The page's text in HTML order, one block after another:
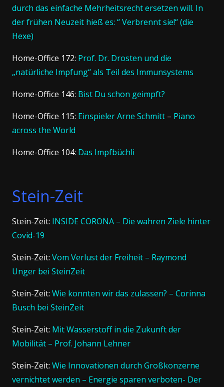
durch das einfache Mehrheitsrecht ersetzen will. In
der frühen Neuzeit hieß es: “ Verbrennt sie!“ (die
Hexe)
Home-Office 172: Prof. Dr. Drosten und die
„natürliche Impfung“ als Teil des Immunsystems
Home-Office 146: Bist Du schon geimpft?
Home-Office 115: Einspieler Arne Schmitt – Piano
across the World
Home-Office 104: Das Impfbüchli
Stein-Zeit
Stein-Zeit: INSIDE CORONA – Die wahren Ziele hinter
Covid-19
Stein-Zeit: Vom Verlust der Freiheit – Raymond
Unger bei SteinZeit
Stein-Zeit: Wie konnten wir das zulassen? – Corinna
Busch bei SteinZeit
Stein-Zeit: Mit Wasserstoff in die Zukunft der
Mobilität – Prof. Johann Lehner
Stein-Zeit: Wie Innovationen durch Großkonzerne
vernichtet werden – Energie sparen verboten- Der